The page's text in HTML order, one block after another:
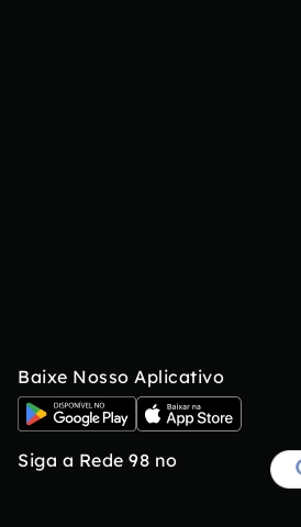
Baixe Nosso Aplicativo
Siga a Rede 98 no